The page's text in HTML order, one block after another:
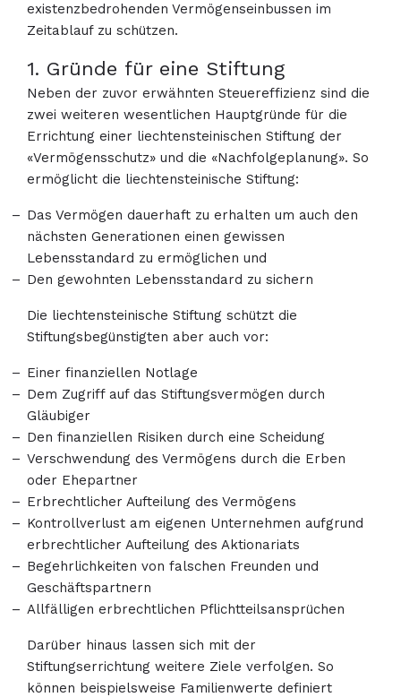
existenzbedrohenden Vermögenseinbussen im
Zeitablauf zu schützen.
1. Gründe für eine Stiftung
Neben der zuvor erwähnten Steuereffizienz sind die
zwei weiteren wesentlichen Hauptgründe für die
Errichtung einer liechtensteinischen Stiftung der
«Vermögensschutz» und die «Nachfolgeplanung». So
ermöglicht die liechtensteinische Stiftung:
Das Vermögen dauerhaft zu erhalten um auch den
nächsten Generationen einen gewissen
Lebensstandard zu ermöglichen und
Den gewohnten Lebensstandard zu sichern
Die liechtensteinische Stiftung schützt die
Stiftungsbegünstigten aber auch vor:
Einer finanziellen Notlage
Dem Zugriff auf das Stiftungsvermögen durch
Gläubiger
Den finanziellen Risiken durch eine Scheidung
Verschwendung des Vermögens durch die Erben
oder Ehepartner
Erbrechtlicher Aufteilung des Vermögens
Kontrollverlust am eigenen Unternehmen aufgrund
erbrechtlicher Aufteilung des Aktionariats
Begehrlichkeiten von falschen Freunden und
Geschäftspartnern
Allfälligen erbrechtlichen Pflichtteilsansprüchen
Darüber hinaus lassen sich mit der
Stiftungserrichtung weitere Ziele verfolgen. So
können beispielsweise Familienwerte definiert